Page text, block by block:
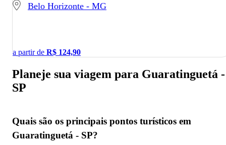
Belo Horizonte - MG
a partir de R$ 124,90
Planeje sua viagem para Guaratinguetá -
SP
Quais são os principais pontos turísticos em
Guaratinguetá - SP?